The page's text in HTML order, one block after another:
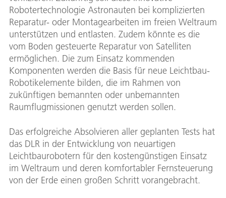
Robotertechnologie Astronauten bei komplizierten
Reparatur- oder Montagearbeiten im freien Weltraum
unterstützen und entlasten. Zudem könnte es die
vom Boden gesteuerte Reparatur von Satelliten
ermöglichen. Die zum Einsatz kommenden
Komponenten werden die Basis für neue Leichtbau-
Robotikelemente bilden, die im Rahmen von
zukünftigen bemannten oder unbemannten
Raumflugmissionen genutzt werden sollen.
Das erfolgreiche Absolvieren aller geplanten Tests hat
das DLR in der Entwicklung von neuartigen
Leichtbaurobotern für den kostengünstigen Einsatz
im Weltraum und deren komfortabler Fernsteuerung
von der Erde einen großen Schritt vorangebracht.